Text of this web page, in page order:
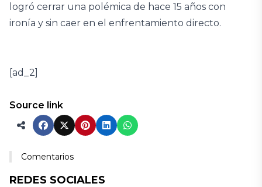
logró cerrar una polémica de hace 15 años con
ironía y sin caer en el enfrentamiento directo.
[ad_2]
Source link
Comentarios
REDES SOCIALES